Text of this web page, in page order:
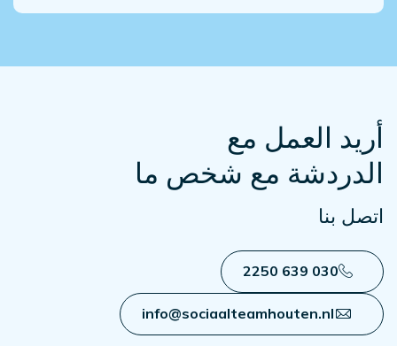
أريد العمل مع
الدردشة مع شخص ما
اتصل بنا
030 639 2250
info@sociaalteamhouten.nl